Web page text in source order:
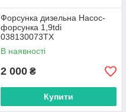
Форсунка дизельна Насос-
форсунка 1,9tdi
038130073TX
В наявності
2 000 ₴
Купити